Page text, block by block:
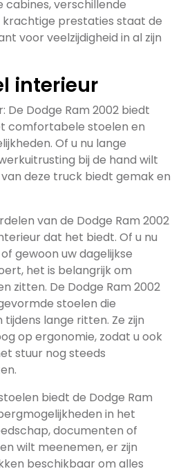
cabines, verschillende
prestaties staat de
voor veelzijdigheid in al zijn
interieur
Dodge Ram 2002 biedt
comfortabele stoelen en
Of u nu lange
bij de hand wilt
deze truck biedt gemak en
van de Dodge Ram 2002
dat het biedt. Of u nu
gewoon uw dagelijkse
het is belangrijk om
zitten. De Dodge Ram 2002
stoelen die
lange ritten. Ze zijn
op ergonomie, zodat u ook
stuur nog steeds
biedt de Dodge Ram
in het
documenten of
wilt meenemen, er zijn
beschikbaar om alles